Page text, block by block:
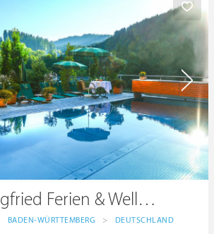
Erfurths Bergfried Ferien & Wellnesshotel
BADEN-WÜRTTEMBERG > DEUTSCHLAND